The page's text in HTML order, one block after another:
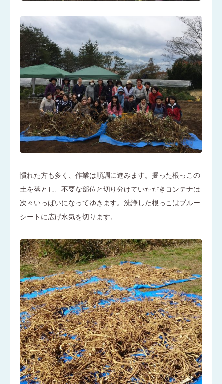
慣れた方も多く、作業は順調に進みます。掘った根っこの
土を落とし、不要な部位と切り分けていただきコンテナは
次々いっぱいになってゆきます。洗浄した根っこはブルー
シートに広げ水気を切ります。